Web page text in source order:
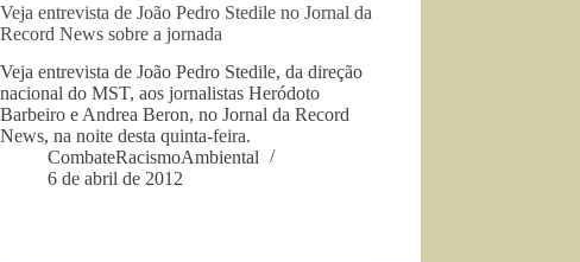
Veja entrevista de João Pedro Stedile no Jornal da
Record News sobre a jornada
Veja entrevista de João Pedro Stedile, da direção
nacional do MST, aos jornalistas Heródoto
Barbeiro e Andrea Beron, no Jornal da Record
News, na noite desta quinta-feira.
CombateRacismoAmbiental
6 de abril de 2012